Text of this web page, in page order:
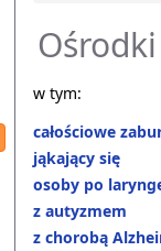
w tym:
całościowe
jąkający się
osoby po
z autyzmem
z chorobą